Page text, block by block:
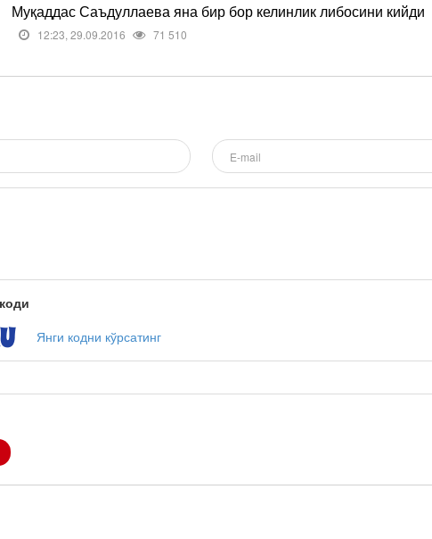
Муқаддас Саъдуллаева яна бир бор келинлик либосини кийди
12:23, 29.09.2016 71 510
Янги кодни кўрсатинг